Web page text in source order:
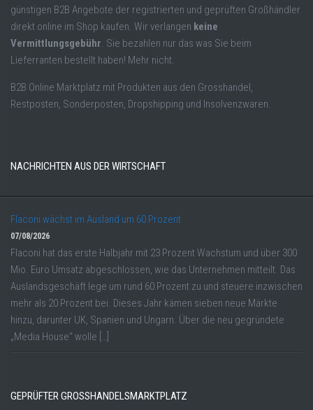
günstigen B2B Angebote der registrierten und geprüften Großhändler
direkt online im Shop kaufen. Wir verlangen keine
Vermittlungsgebühr. Sie bezahlen nur das was Sie beim
Lieferranten bestellt haben! Mehr nicht.
B2B Online Marktplatz mit Produkten aus den Grosshandel,
Restposten, Sonderposten, Dropshipping und Insolvenzwaren.
NACHRICHTEN AUS DER WIRTSCHAFT
Flaconi wächst im Ausland um 60 Prozent
07/08/2026
Flaconi hat das erste Halbjahr mit 23 Prozent Wachstum und über 300
Mio. Euro Umsatz abgeschlossen, wie das Unternehmen mitteilt. Das
Auslandsgeschäft lege um rund 60 Prozent zu und steuere inzwischen
mehr als 20 Prozent bei. Dieses Jahr kämen sieben neue Märkte
hinzu, darunter UK, Spanien und Ungarn. Über die neu gegründete
„Media House“ wolle […]
GEPRÜFTER GROSSHANDELSMARKTPLATZ